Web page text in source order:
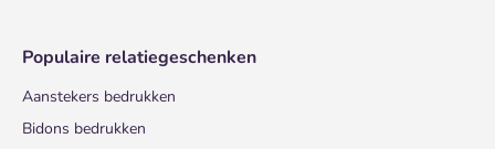
Populaire relatiegeschenken
Aanstekers bedrukken
Bidons bedrukken